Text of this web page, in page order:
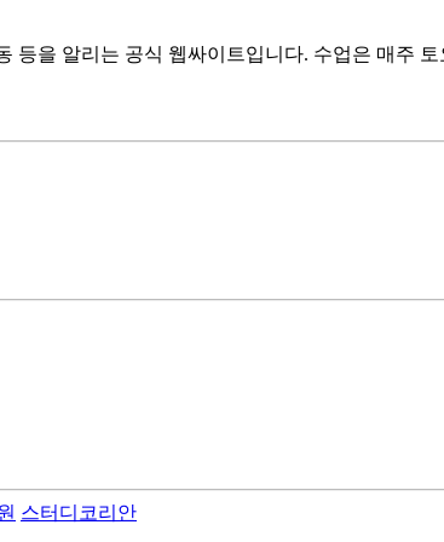
등을 알리는 공식 웹싸이트입니다. 수업은 매주
스터디코리안